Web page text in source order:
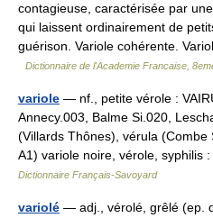
contagieuse, caractérisée par
qui laissent ordinairement de
guérison. Variole cohérente.
Dictionnaire de l'Academie Francaise,
variole — nf., petite vérole :
Annecy.003, Balme Si.020,
(Villards Thônes), vérula (Combe
A1) variole noire, vérole, syphilis
Dictionnaire Français-Savoyard
variolé — adj., vérolé, grêlé (ep.